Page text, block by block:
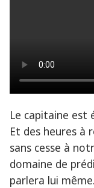
Le capitaine est
Et des heures à
sans cesse à
domaine de
parlera lui même.